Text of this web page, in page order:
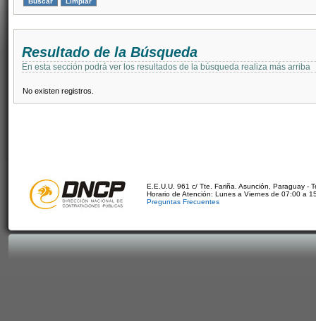
Resultado de la Búsqueda
En esta sección podrá ver los resultados de la búsqueda realiza más arriba
No existen registros.
E.E.U.U. 961 c/ Tte. Fariña. Asunción, Paraguay -
Horario de Atención: Lunes a Viernes de 07:00 a
Preguntas Frecuentes